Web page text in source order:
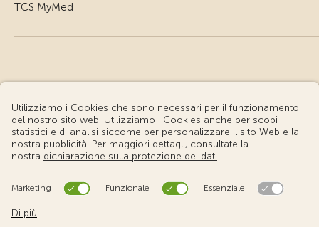
TCS MyMed
© Touring Club Svizzero
Condizioni d'uso – Informazioni giuridiche